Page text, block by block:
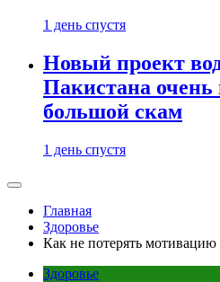
1 день спустя
Новый проект
Пакистана очень
большой скам
1 день спустя
Главная
Здоровье
Как не потерять мотивацию
Здоровье